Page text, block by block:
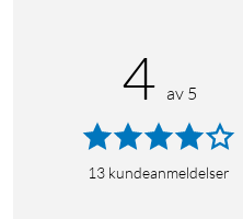
4 av 5
13 kundeanmeldelser